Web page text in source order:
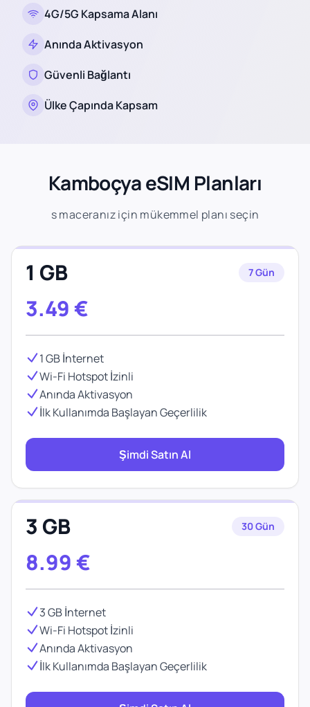
4G/5G Kapsama Alanı
Anında Aktivasyon
Güvenli Bağlantı
Ülke Çapında Kapsam
Kamboçya eSIM Planları
s maceranız için mükemmel planı seçin
1 GB 7 Gün
3.49 €
1 GB İnternet
Wi-Fi Hotspot İzinli
Anında Aktivasyon
İlk Kullanımda Başlayan Geçerlilik
Şimdi Satın Al
3 GB 30 Gün
8.99 €
3 GB İnternet
Wi-Fi Hotspot İzinli
Anında Aktivasyon
İlk Kullanımda Başlayan Geçerlilik